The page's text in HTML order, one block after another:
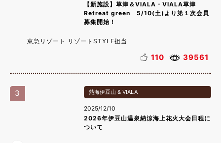
【新施設】草津＆VIALA・VIALA草津
Retreat green 5/10(土)より第１次会員
募集開始！
東急リゾート リゾートSTYLE担当
110 39561
3 熱海伊豆山 & VIALA
2025/12/10
2026年伊豆山温泉納涼海上花火大会日程に
ついて